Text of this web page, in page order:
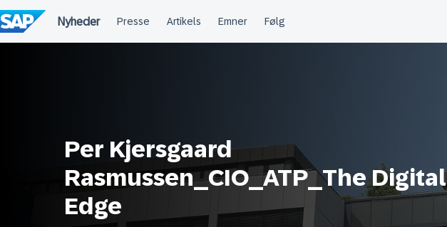
til
indholdet
Per Kjersgaard
Rasmussen_CIO_ATP_The Digital
Edge